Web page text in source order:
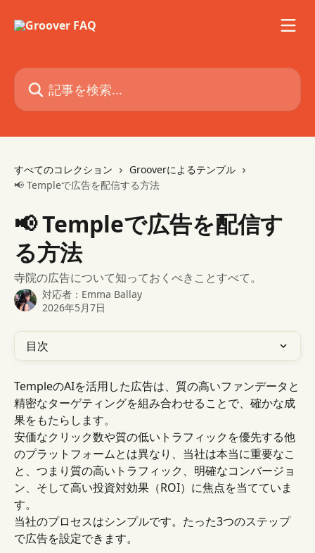
記事を検索...
すべてのコレクション
Grooverによるテンプル
📢 Templeで広告を配信する方法
📢 Templeで広告を配信す
る方法
寺院の広告について知っておくべきことすべて。
対応者： Emma Ballay
2026年5月7日
目次
TempleのAIを活用した広告は、質の高いファンデータと
精密なターゲティングを組み合わせることで、確かな成
果をもたらします。
安価なクリック数や質の低いトラフィックを優先する他
のプラットフォームとは異なり、当社は本当に重要なこ
と、つまり質の高いトラフィック、明確なコンバージョ
ン、そして高い投資対効果（ROI）に焦点を当てていま
す。
当社のプロセスはシンプルです。たった3つのステップ
で広告を設定できます。